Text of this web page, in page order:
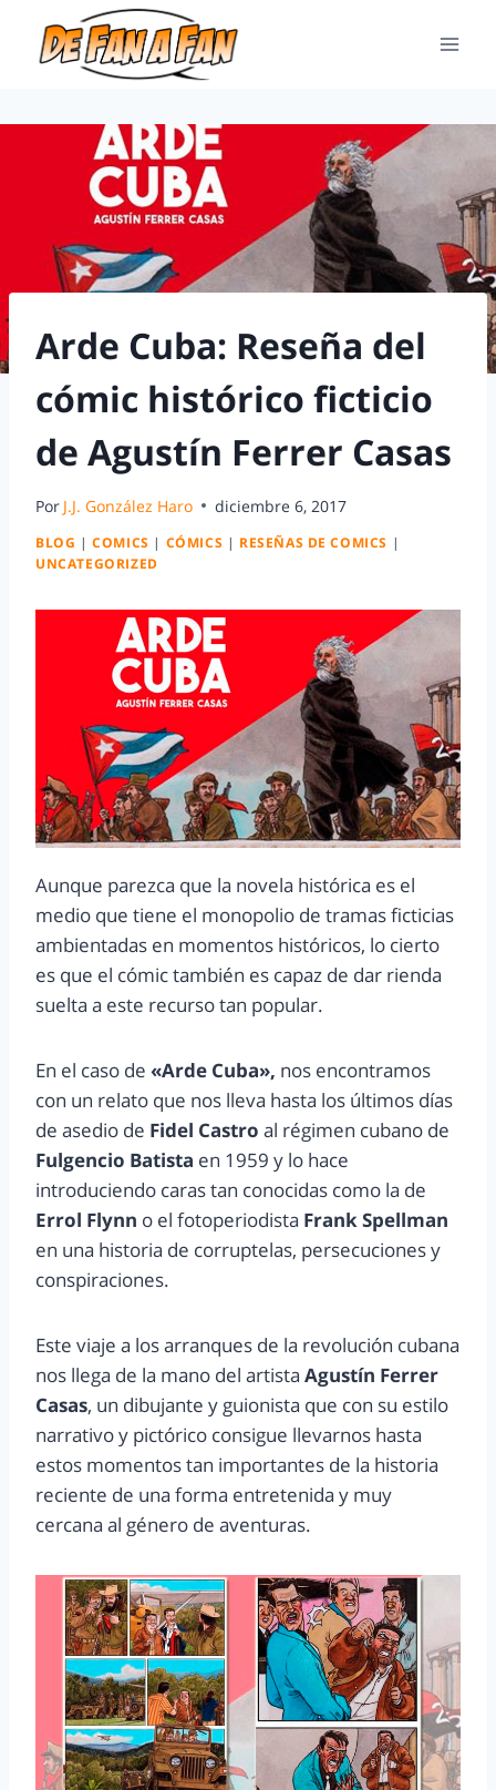
Arde Cuba: Reseña del
cómic histórico ficticio
de Agustín Ferrer Casas
Por J.J. González Haro diciembre 6, 2017
BLOG |COMICS | CÓMICS | RESEÑAS DE COMICS |
UNCATEGORIZED
Aunque parezca que la novela histórica es el
medio que tiene el monopolio de tramas ficticias
ambientadas en momentos históricos, lo cierto
es que el cómic también es capaz de dar rienda
suelta a este recurso tan popular.
En el caso de «Arde Cuba», nos encontramos
con un relato que nos lleva hasta los últimos días
de asedio de Fidel Castro al régimen cubano de
Fulgencio Batista en 1959 y lo hace
introduciendo caras tan conocidas como la de
Errol Flynn o el fotoperiodista Frank Spellman
en una historia de corruptelas, persecuciones y
conspiraciones.
Este viaje a los arranques de la revolución cubana
nos llega de la mano del artista Agustín Ferrer
Casas, un dibujante y guionista que con su estilo
narrativo y pictórico consigue llevarnos hasta
estos momentos tan importantes de la historia
reciente de una forma entretenida y muy
cercana al género de aventuras.